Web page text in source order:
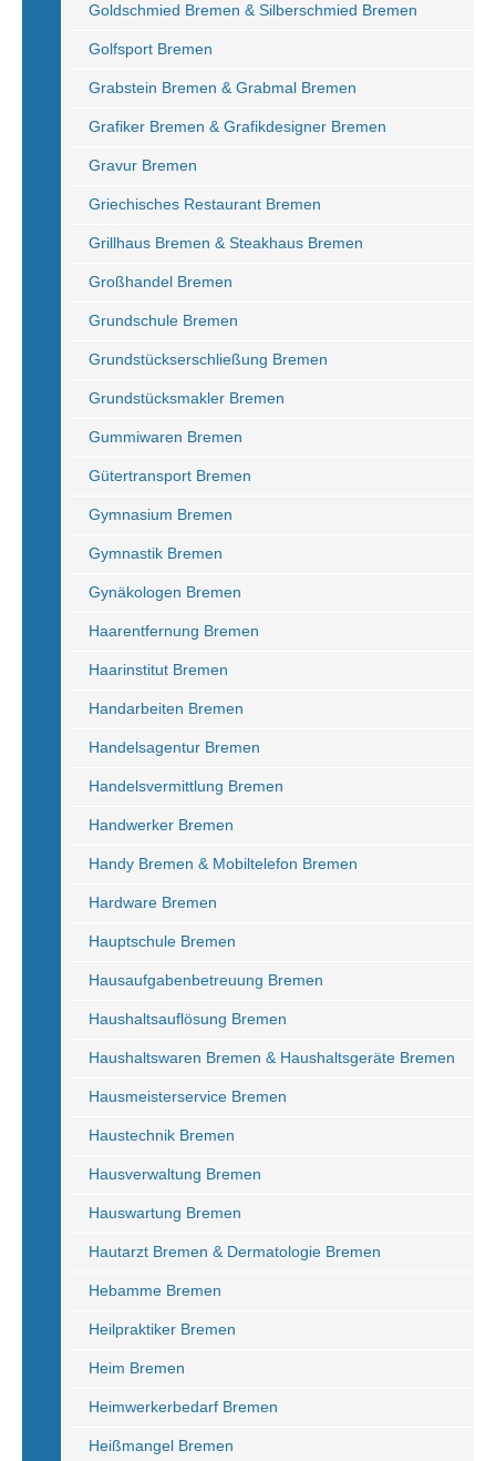
Goldschmied Bremen & Silberschmied Bremen
Golfsport Bremen
Grabstein Bremen & Grabmal Bremen
Grafiker Bremen & Grafikdesigner Bremen
Gravur Bremen
Griechisches Restaurant Bremen
Grillhaus Bremen & Steakhaus Bremen
Großhandel Bremen
Grundschule Bremen
Grundstückserschließung Bremen
Grundstücksmakler Bremen
Gummiwaren Bremen
Gütertransport Bremen
Gymnasium Bremen
Gymnastik Bremen
Gynäkologen Bremen
Haarentfernung Bremen
Haarinstitut Bremen
Handarbeiten Bremen
Handelsagentur Bremen
Handelsvermittlung Bremen
Handwerker Bremen
Handy Bremen & Mobiltelefon Bremen
Hardware Bremen
Hauptschule Bremen
Hausaufgabenbetreuung Bremen
Haushaltsauflösung Bremen
Haushaltswaren Bremen & Haushaltsgeräte Bremen
Hausmeisterservice Bremen
Haustechnik Bremen
Hausverwaltung Bremen
Hauswartung Bremen
Hautarzt Bremen & Dermatologie Bremen
Hebamme Bremen
Heilpraktiker Bremen
Heim Bremen
Heimwerkerbedarf Bremen
Heißmangel Bremen